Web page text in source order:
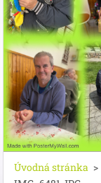
Úvodná stránka >